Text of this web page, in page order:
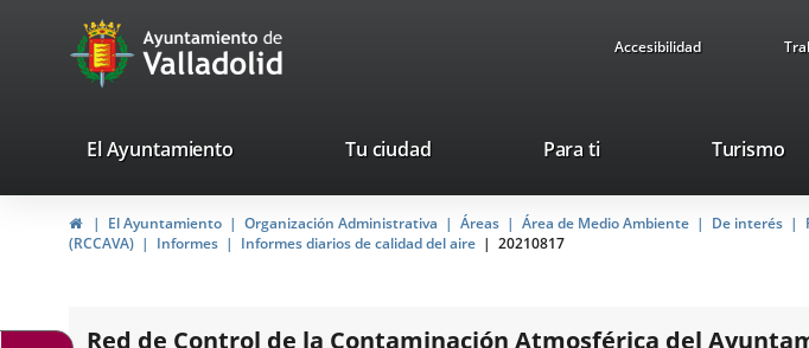
Portal
Web
Ayuntamiento
de
Valladolid
Accesibilidad
valladolid.es
El Ayuntamiento Tu ciudad Para ti TurismoThis
up
HomeEl Ayuntamiento Organización Administrativa Áreas Área de Medio Ambiente De interés
(RCCAVA)
Informes Informes diarios de calidad del aire 20210817
Red de Control de la Contaminación Atmosférica del